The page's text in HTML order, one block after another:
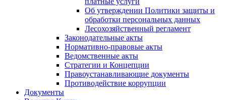
Об утверждении Политики защиты и
обработки персональных данных
Лесохозяйственный регламент
Законодательные акты
Нормативно-правовые акты
Ведомственные акты
Стратегии и Концепции
Правоустанавливающие документы
Противодействие коррупции
Документы